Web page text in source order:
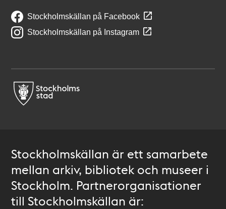
Stockholmskällan på Facebook
Stockholmskällan på Instagram
Stockholmskällan är ett samarbete
mellan arkiv, bibliotek och museer i
Stockholm. Partnerorganisationer
till Stockholmskällan är: